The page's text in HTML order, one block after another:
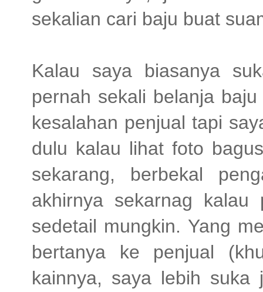
sekalian cari baju buat
Kalau saya biasanya
pernah sekali belanja
kesalahan penjual tapi
dulu kalau lihat foto
sekarang, berbekal
akhirnya sekarnag
sedetail mungkin. Yang
bertanya ke penjual
kainnya, saya lebih